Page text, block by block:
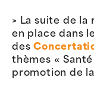
> La suite de
en place dans
des
thèmes «
promotion de